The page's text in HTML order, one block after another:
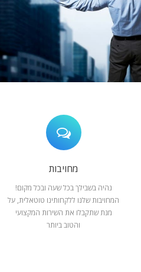
רונן הלל
מחויבות
נהיה בשבילך בכל שעה ובכל מקום!
המחויבות שלנו ללקחותינו טוטאלית, על
מנת שתקבלו את השירות המקצועי
והטוב ביותר